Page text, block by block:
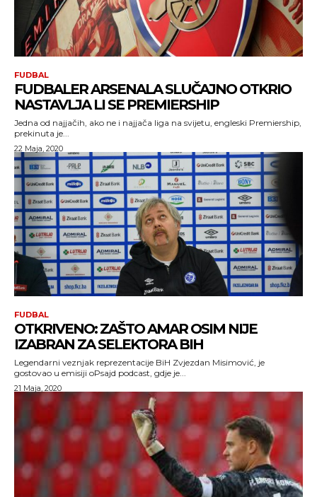
FUDBAL
FUDBALER ARSENALA SLUČAJNO OTKRIO
NASTAVLJA LI SE PREMIERSHIP
Jedna od najjačih, ako ne i najjača liga na svijetu, engleski Premiership,
prekinuta je...
22 Maja, 2020
FUDBAL
OTKRIVENO: ZAŠTO AMAR OSIM NIJE
IZABRAN ZA SELEKTORA BIH
Legendarni veznjak reprezentacije BiH Zvjezdan Misimović, je
gostovao u emisiji oPsajd podcast, gdje je...
21 Maja, 2020